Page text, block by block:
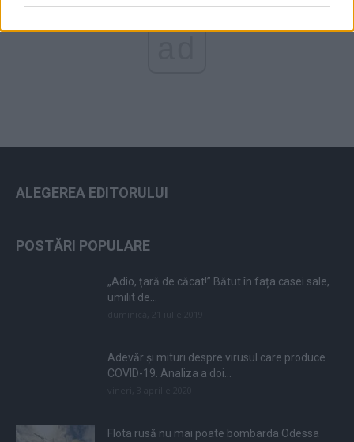
ALEGEREA EDITORULUI
POSTĂRI POPULARE
„Adio, țară de căcat!” Bătut în fața casei sale,
umilit de...
Adevăr și mituri despre virusul care produce
COVID-19. Analiza a doi...
Flota rusă nu mai poate bombarda Odessa